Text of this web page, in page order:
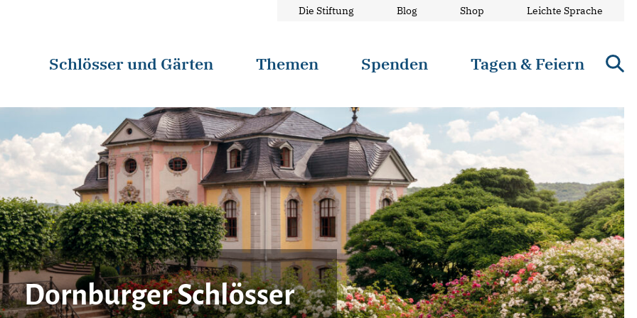
Die Stiftung Blog Shop Leichte Sprache
Schlösser und Gärten Themen Spenden Tagen & Feiern
Dornburger Schlösser